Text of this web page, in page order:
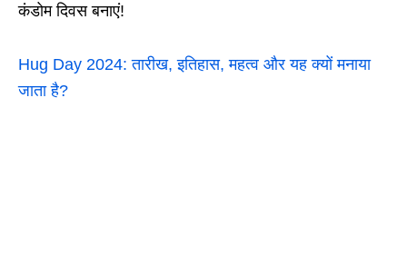
कंडोम दिवस बनाएं!
Hug Day 2024: तारीख, इतिहास, महत्व और यह क्यों मनाया
जाता है?